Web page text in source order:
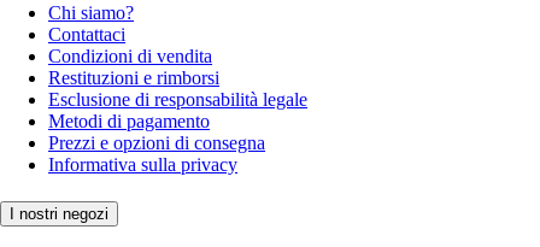
Chi siamo?
Contattaci
Condizioni di vendita
Restituzioni e rimborsi
Esclusione di responsabilità legale
Metodi di pagamento
Prezzi e opzioni di consegna
Informativa sulla privacy
I nostri negozi